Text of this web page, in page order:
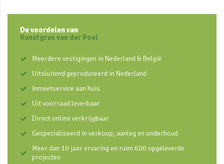
De voordelen van
Kunstgras van der Poel
Meerdere vestigingen in Nederland & België
Uitsluitend geproduceerd in Nederland
Inmeetservice aan huis
Uit voorraad leverbaar
Direct online verkrijgbaar
Gespecialiseerd in verkoop, aanleg en onderhoud
Meer dan 10 jaar ervaring en ruim 600 opgeleverde
projecten